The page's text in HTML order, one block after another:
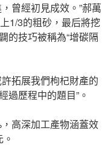
曾經初見成效。”郝萬
1/3的粗砂，最后將挖
的技巧被稱為“增碳隔
拓展我們枸杞財產的
過歷程中的題目”。
高深加工產物涵蓋效